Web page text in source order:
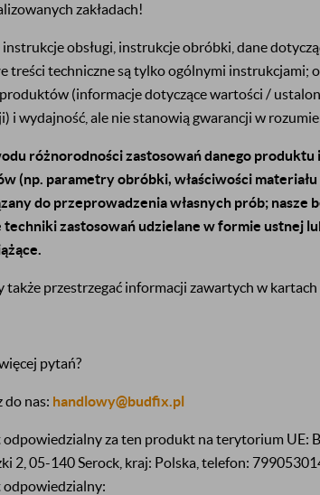
zakładach!
instrukcje obsługi, instrukcje obróbki, dane
treści techniczne są tylko ogólnymi instrukcjami;
(informacje dotyczące wartości /
i wydajność, ale nie stanowią gwarancji w
różnorodności zastosowań danego
(np. parametry obróbki, właściwości
do przeprowadzenia własnych prób; nasze
techniki zastosowań udzielane w formie ustnej
także przestrzegać informacji zawartych w
pytań?
do nas: handlowy@budfix.pl
za ten produkt na terytorium UE:
2, 05-140 Serock, kraj: Polska, telefon: